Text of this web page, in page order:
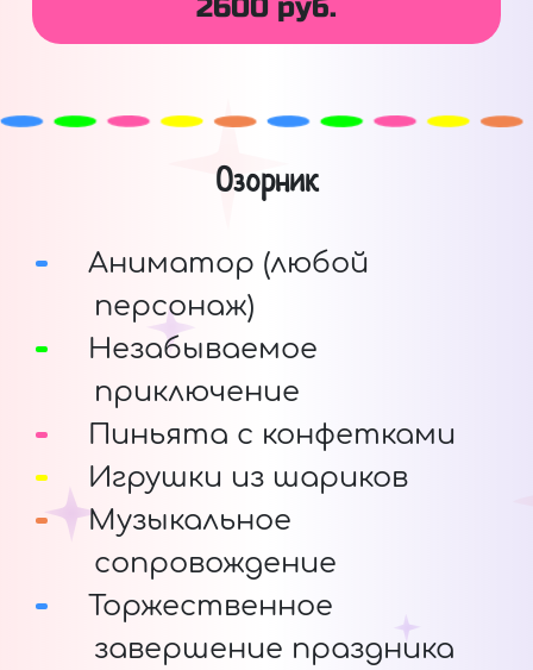
2600 руб.
Озорник
Аниматор (любой
персонаж)
Незабываемое
приключение
Пиньята с конфетками
Игрушки из шариков
Музыкальное
сопровождение
Торжественное
завершение праздника